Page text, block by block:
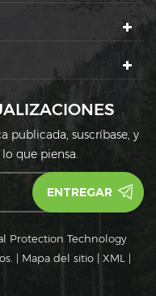
publicada, suscríbase, y
que piensa.
Protection Technology
| Mapa del sitio | XML |